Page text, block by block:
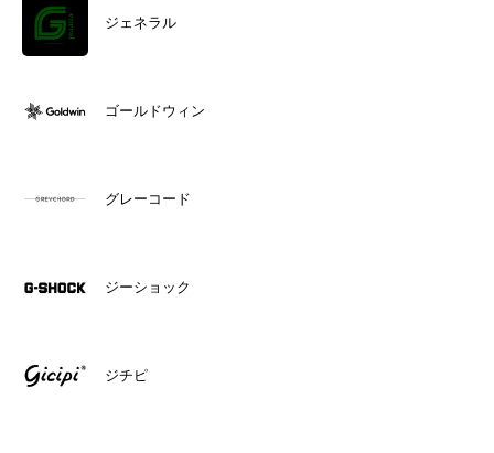
ジェネラル
ゴールドウィン
グレーコード
ジーショック
ジチピ